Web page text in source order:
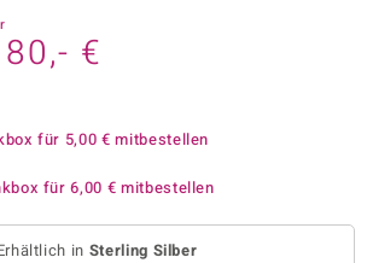
€
für 5,00 € mitbestellen
für6,00 € mitbestellen
in Sterling Silber